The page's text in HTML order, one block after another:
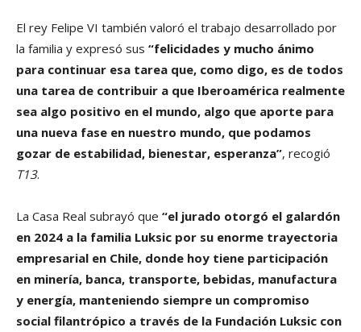
El rey Felipe VI también valoró el trabajo desarrollado por
la familia y expresó sus “felicidades y mucho ánimo
para continuar esa tarea que, como digo, es de todos
una tarea de contribuir a que Iberoamérica realmente
sea algo positivo en el mundo, algo que aporte para
una nueva fase en nuestro mundo, que podamos
gozar de estabilidad, bienestar, esperanza”, recogió
T13.
La Casa Real subrayó que “el jurado otorgó el galardón
en 2024 a la familia Luksic por su enorme trayectoria
empresarial en Chile, donde hoy tiene participación
en minería, banca, transporte, bebidas, manufactura
y energía, manteniendo siempre un compromiso
social filantrópico a través de la Fundación Luksic con